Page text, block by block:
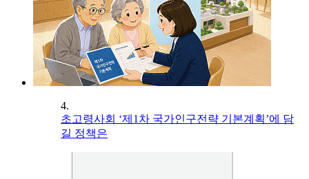
4.
초고령사회 ‘제1차 국가인구전략 기본계획’에 담
길 정책은